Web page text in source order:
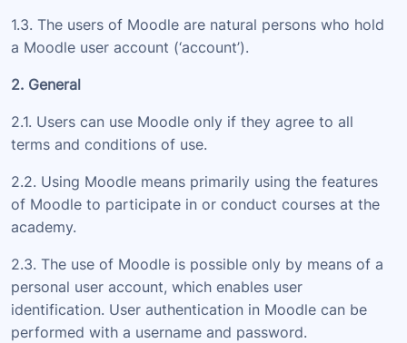
1.3. The users of Moodle are natural persons who hold
a Moodle user account (‘account’).
2. General
2.1. Users can use Moodle only if they agree to all
terms and conditions of use.
2.2. Using Moodle means primarily using the features
of Moodle to participate in or conduct courses at the
academy.
2.3. The use of Moodle is possible only by means of a
personal user account, which enables user
identification. User authentication in Moodle can be
performed with a username and password.